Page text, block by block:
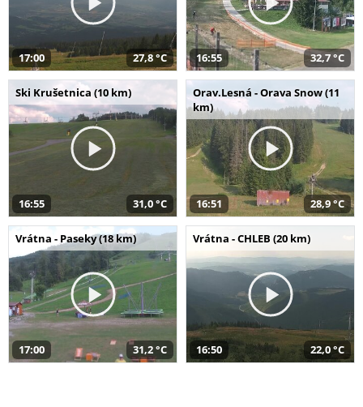
17:00 27,8 °C 16:55 32,7 °C
Ski Krušetnica (10 km)
16:55 31,0 °C
Orav.Lesná - Orava Snow (11
km)
16:51 28,9 °C
Vrátna - Paseky (18 km)
17:00 31,2 °C
Vrátna - CHLEB (20 km)
16:50 22,0 °C